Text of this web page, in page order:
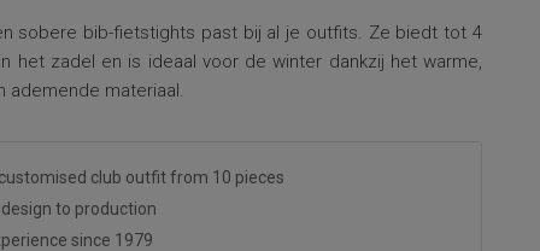
sobere bib-fietstights past bij al je outfits. Ze biedt tot 4
het zadel en is ideaal voor de winter dankzij het warme,
ademende materiaal.
club outfit from 10 pieces
design to production
since 1979